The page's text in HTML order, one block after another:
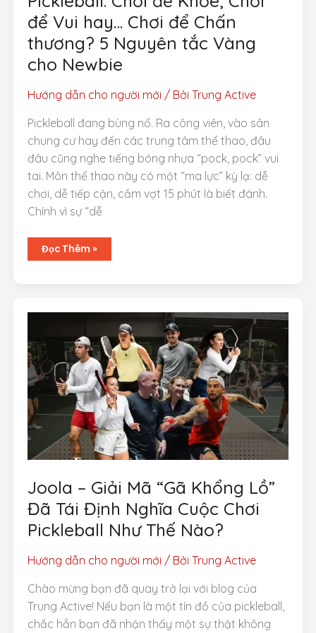
để Vui hay… Chơi để Chấn
thương? 5 Nguyên tắc Vàng
cho Newbie
Hướng dẫn cho người mới / Bởi Trung Active
Pickleball đang bùng nổ. Ra công viên, vào sân
chung cư hay đến các trung tâm thể thao, đâu
đâu cũng nghe tiếng bóng nhựa “pock, pock” vui
tai. Môn thể thao này có một “ma lực” kỳ lạ: dễ
chơi, dễ tiếp cận, cầm vợt 15 phút là biết đánh.
Chính vì sự “dễ
Pickleball:
Chơi
hay…
Chấn
thương?
5
Nguyên
tắc
Vàng
cho
Newbie
Đọc Thêm »
Joola – Giải Mã “Gã Khổng Lồ”
Đã Tái Định Nghĩa Cuộc Chơi
Pickleball Như Thế Nào?
Hướng dẫn cho người mới / Bởi Trung Active
Chào mừng bạn đã quay trở lại với blog của
Trung Active! Nếu bạn là một tín đồ của pickleball,
chắc hẳn bạn đã nhận thấy một sự thật không